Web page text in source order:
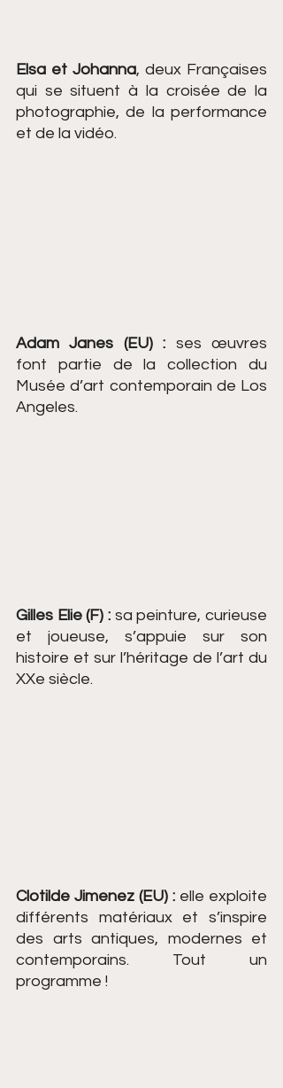
Elsa et Johanna, deux Françaises
qui se situent à la croisée de la
photographie, de la performance
et de la vidéo.
Adam Janes (EU) : ses œuvres
font partie de la collection du
Musée d’art contemporain de Los
Angeles.
Gilles Elie (F) : sa peinture, curieuse
et joueuse, s’appuie sur son
histoire et sur l’héritage de l’art du
XXe siècle.
Clotilde Jimenez (EU) : elle exploite
différents matériaux et s’inspire
des arts antiques, modernes et
contemporains. Tout un
programme !